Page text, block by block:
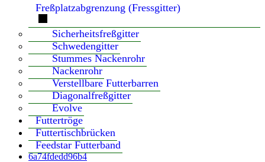
Freßplatzabgrenzung (Fressgitter)
Sicherheitsfreßgitter
Schwedengitter
Stummes Nackenrohr
Nackenrohr
Verstellbare Futterbarren
Diagonalfreßgitter
Evolve
Futtertröge
Futtertischbrücken
Feedstar Futterband
6a74fdedd96b4